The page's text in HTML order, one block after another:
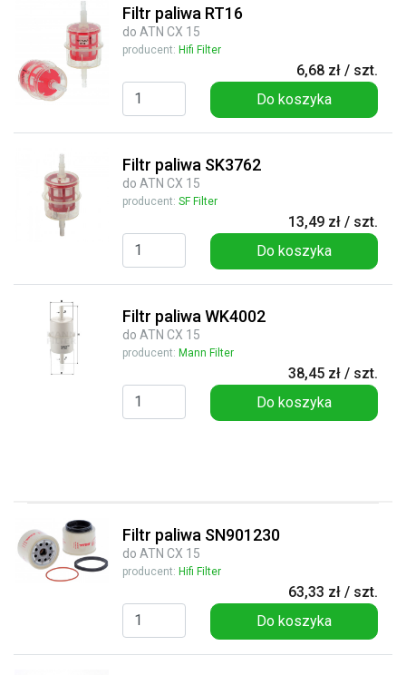
Filtr paliwa RT16
do ATN CX 15
producent: Hifi Filter
6,68 zł / szt.
Do koszyka
Filtr paliwa SK3762
do ATN CX 15
producent: SF Filter
13,49 zł / szt.
Do koszyka
Filtr paliwa WK4002
do ATN CX 15
producent: Mann Filter
38,45 zł / szt.
Do koszyka
Filtr paliwa SN901230
do ATN CX 15
producent: Hifi Filter
63,33 zł / szt.
Do koszyka